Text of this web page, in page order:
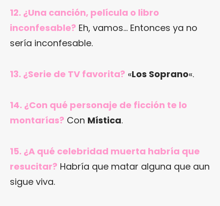
12. ¿Una canción, película o libro
inconfesable? Eh, vamos… Entonces ya no
sería inconfesable.
13. ¿Serie de TV favorita? «Los Soprano«.
14. ¿Con qué personaje de ficción te lo
montarías? Con Mística.
15. ¿A qué celebridad muerta habría que
resucitar? Habría que matar alguna que aun
sigue viva.